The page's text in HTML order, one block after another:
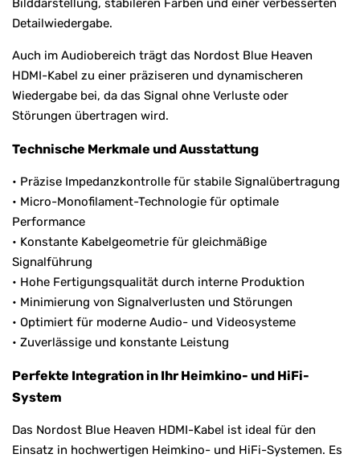
Detailwiedergabe.
Auch im Audiobereich trägt das Nordost Blue Heaven
HDMI-Kabel zu einer präziseren und dynamischeren
Wiedergabe bei, da das Signal ohne Verluste oder
Störungen übertragen wird.
Technische Merkmale und Ausstattung
• Präzise Impedanzkontrolle für stabile Signalübertragung
• Micro-Monofilament-Technologie für optimale
Performance
• Konstante Kabelgeometrie für gleichmäßige
Signalführung
• Hohe Fertigungsqualität durch interne Produktion
• Minimierung von Signalverlusten und Störungen
• Optimiert für moderne Audio- und Videosysteme
• Zuverlässige und konstante Leistung
Perfekte Integration in Ihr Heimkino- und HiFi-
System
Das Nordost Blue Heaven HDMI-Kabel ist ideal für den
Einsatz in hochwertigen Heimkino- und HiFi-Systemen. Es